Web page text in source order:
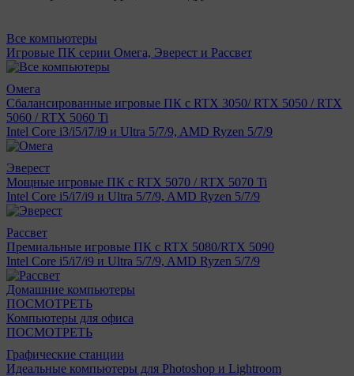
Все компьютеры
Игровые ПК серии Омега, Эверест и Рассвет
Омега
Сбалансированные игровые ПК с RTX 3050/ RTX 5050 / RTX
5060 / RTX 5060 Ti
Intel Core i3/i5/i7/i9 и Ultra 5/7/9, AMD Ryzen 5/7/9
Эверест
Мощные игровые ПК с RTX 5070 / RTX 5070 Ti
Intel Core i5/i7/i9 и Ultra 5/7/9, AMD Ryzen 5/7/9
Рассвет
Премиальные игровые ПК с RTX 5080/RTX 5090
Intel Core i5/i7/i9 и Ultra 5/7/9, AMD Ryzen 5/7/9
Домашние компьютеры
ПОСМОТРЕТЬ
Компьютеры для офиса
ПОСМОТРЕТЬ
Графические станции
Идеальные компьютеры для Photoshop и Lightroom